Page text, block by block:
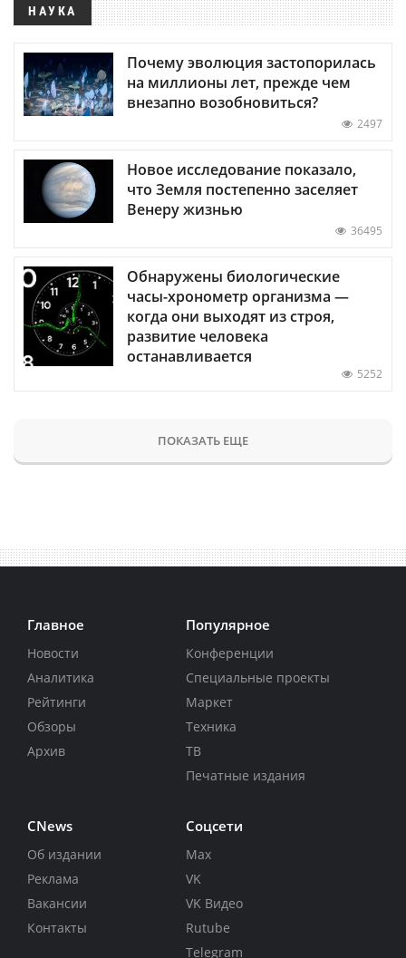
НАУКА
Почему эволюция застопорилась
на миллионы лет, прежде чем
внезапно возобновиться?
2497
Новое исследование показало,
что Земля постепенно заселяет
Венеру жизнью
36495
Обнаружены биологические
часы-хронометр организма —
когда они выходят из строя,
развитие человека
останавливается
5252
ПОКАЗАТЬ ЕЩЕ
Главное
Новости
Аналитика
Рейтинги
Обзоры
Архив
Популярное
Конференции
Специальные проекты
Маркет
Техника
ТВ
Печатные издания
CNews
Об издании
Реклама
Вакансии
Контакты
Соцсети
Max
VK
VK Видео
Rutube
Telegram